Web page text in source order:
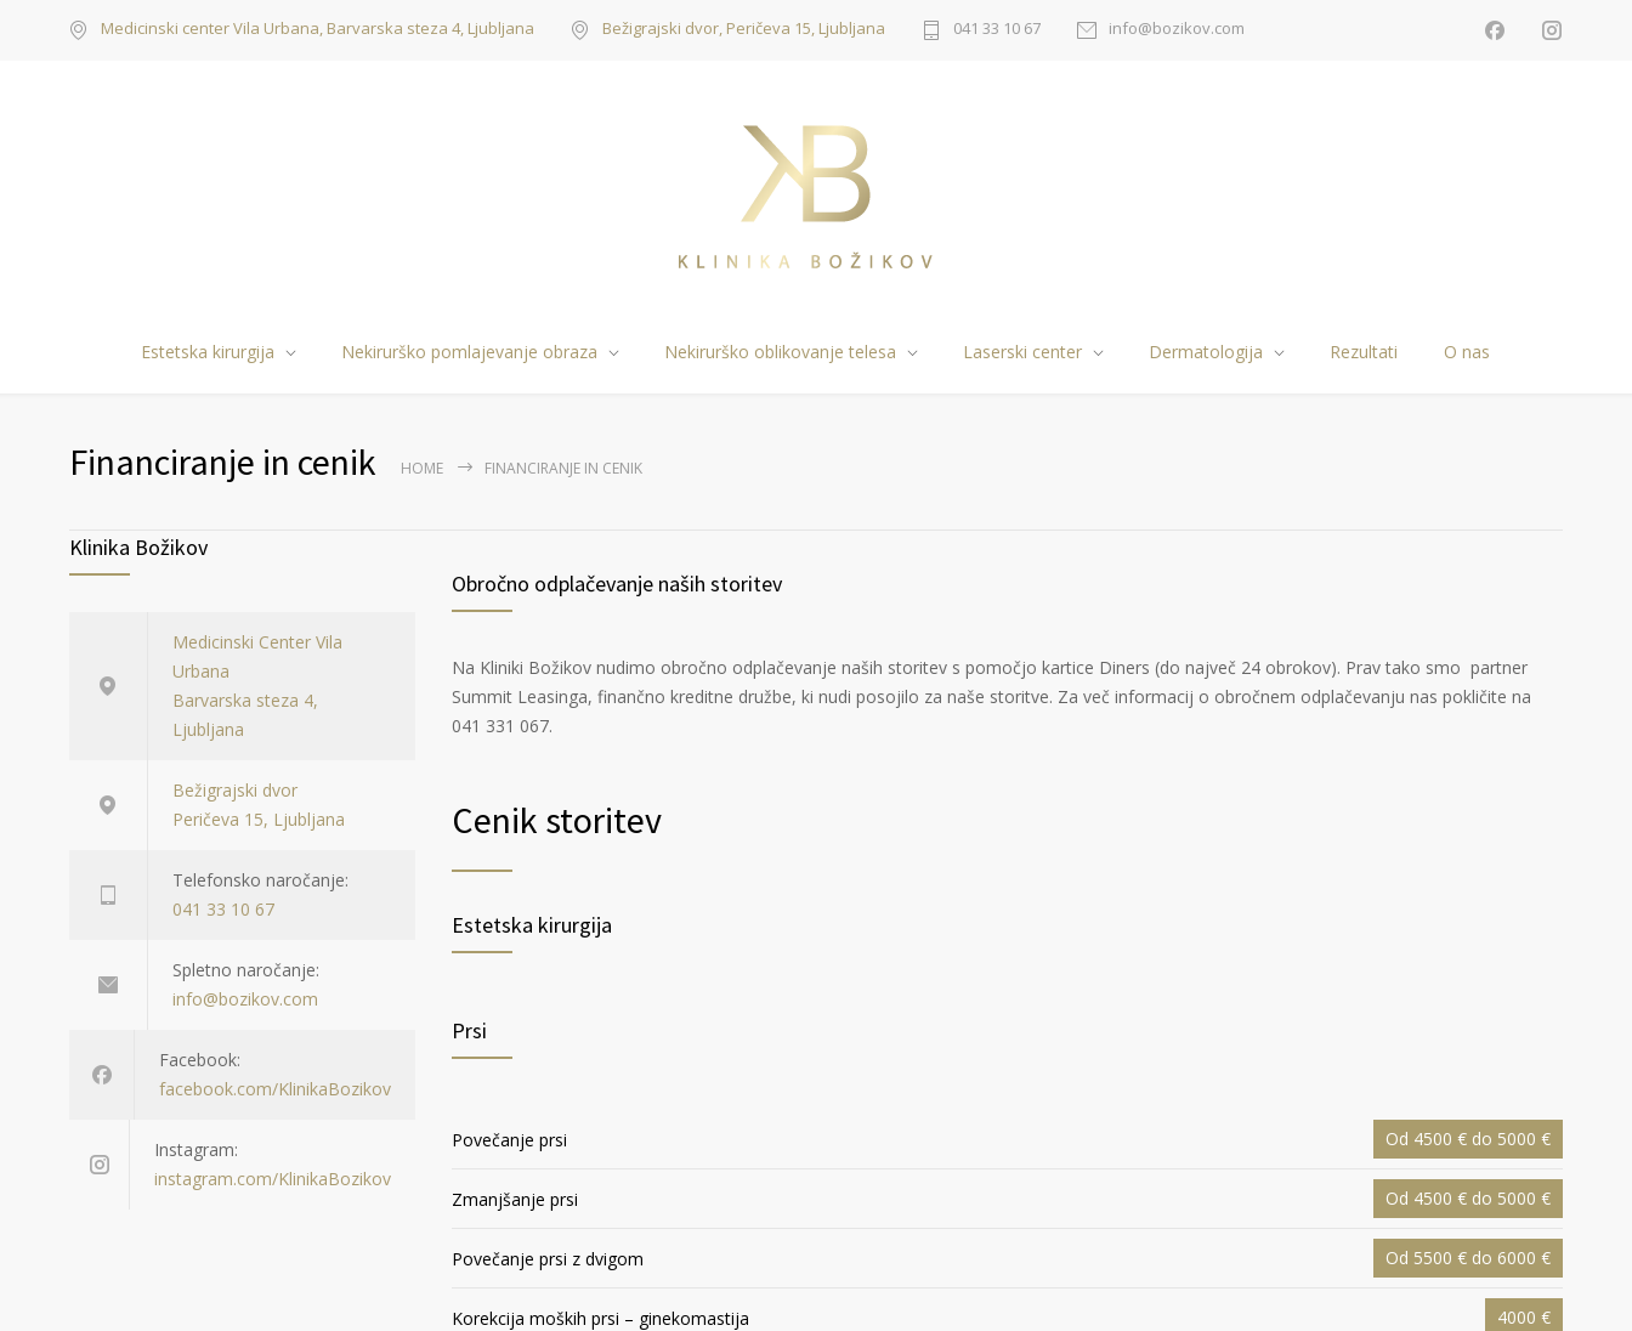
Medicinski center Vila Urbana, Barvarska steza 4, Ljubljana Bežigrajski dvor, Peričeva 15, Ljubljana 041 33 10 67 info@bozikov.com
Estetska kirurgija Nekirurško pomlajevanje obraza Nekirurško oblikovanje telesa Laserski center Dermatologija Rezultati O nas
Financiranje in cenik HOME FINANCIRANJE IN CENIK
Klinika Božikov
Medicinski Center Vila
Urbana
Barvarska steza 4,
Ljubljana
Bežigrajski dvor
Peričeva 15, Ljubljana
Telefonsko naročanje:
041 33 10 67
Spletno naročanje:
info@bozikov.com
Facebook:
facebook.com/KlinikaBozikov
Instagram:
instagram.com/KlinikaBozikov
Obročno odplačevanje naših storitev
Na Kliniki Božikov nudimo obročno odplačevanje naših storitev s pomočjo kartice Diners (do največ 24 obrokov). Prav tako smo partner
Summit Leasinga, finančno kreditne družbe, ki nudi posojilo za naše storitve. Za več informacij o obročnem odplačevanju nas pokličite na
041 331 067.
Cenik storitev
Estetska kirurgija
Prsi
Povečanje prsi Od 4500 € do 5000 €
Zmanjšanje prsi Od 4500 € do 5000 €
Povečanje prsi z dvigom Od 5500 € do 6000 €
Korekcija moških prsi – ginekomastija 4000 €